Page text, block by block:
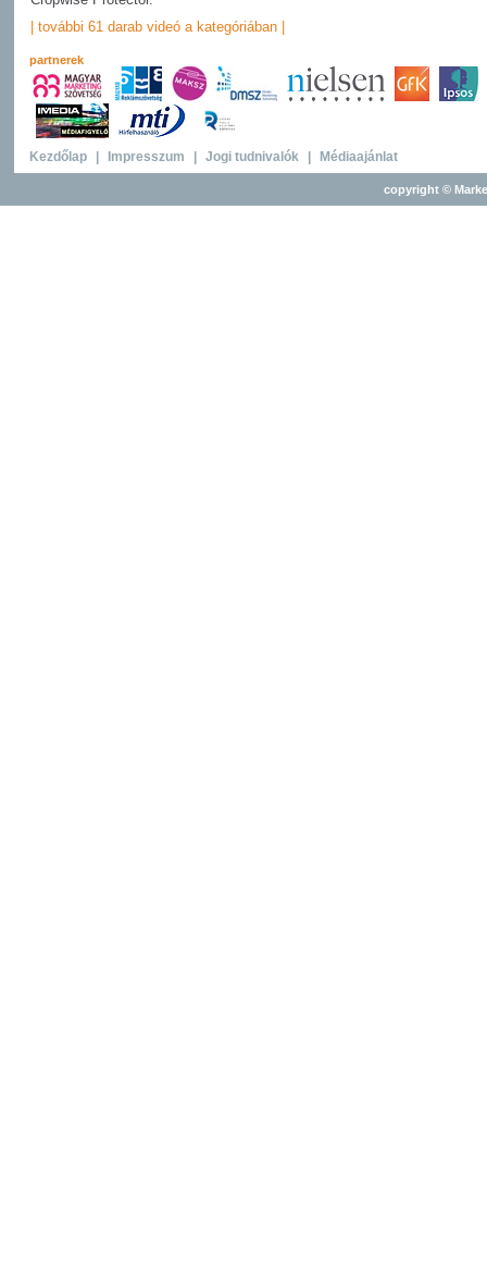
| további 61 darab videó a kategóriában |
partnerek
Kezdőlap Impresszum Jogi tudnivalók Médiaajánlat
copyright ©